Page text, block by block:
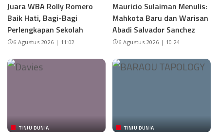
Juara WBA Rolly Romero
Baik Hati, Bagi-Bagi
Perlengkapan Sekolah
6 Agustus 2026 | 11:02
Mauricio Sulaiman Menulis:
Mahkota Baru dan Warisan
Abadi Salvador Sanchez
6 Agustus 2026 | 10:24
TINJU DUNIA TINJU DUNIA